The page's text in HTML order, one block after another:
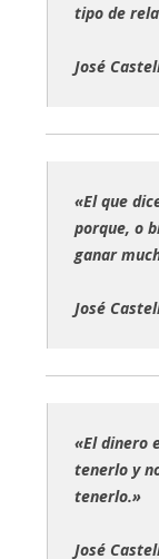
tipo de
José
«El que
porque, o
ganar
José
«El dinero
tenerlo y
tenerlo.»
José